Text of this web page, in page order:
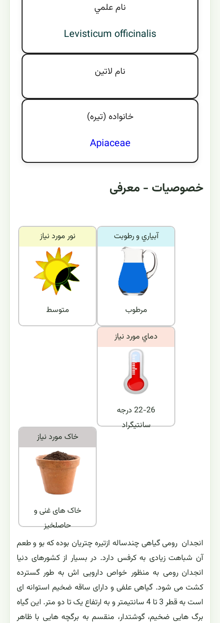
نام علمي
Levisticum officinalis
نام لاتين
خانواده (تيره)
Apiaceae
خصوصیات - معرفی
نور مورد نياز
متوسط
آبياري و رطوبت
مرطوب
دماي مورد نياز
22-26 درجه
سانتیگراد
خاک مورد نياز
خاک های غنی و
حاصلخیز
انجدان رومی گیاهی چندساله ازتیره چتریان بوده که بو و طعم
آن شباهت زیادی به کرفس دارد. در بسیار از کشورهای دنیا
انجدان رومی به منظور خواص دارویی اش به طور گسترده
کشت می شود. گیاهی علفی و دارای ساقه ضخیم استوانه ای
است به قطر 3 تا 4 سانتیمتر و به ارتفاع یک تا دو متر. این گیاه
برگ هایی ضخیم، گوشتدار، منقسم به برگچه هایی با ظاهر